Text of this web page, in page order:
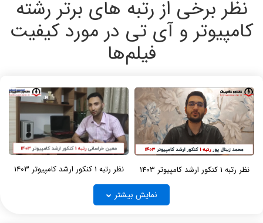
نظر برخی از رتبه های برتر رشته
کامپیوتر و آی تی در مورد کیفیت
فیلم‌ها
نظر رتبه 1 کنکور ارشد کامپیوتر 1403 نظر رتبه 1 کنکور ارشد کامپیوتر 1403
نمایش بیشتر